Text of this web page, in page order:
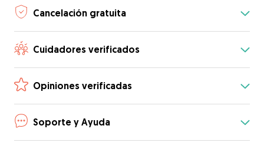
Cancelación gratuita
Cuidadores verificados
Opiniones verificadas
Soporte y Ayuda